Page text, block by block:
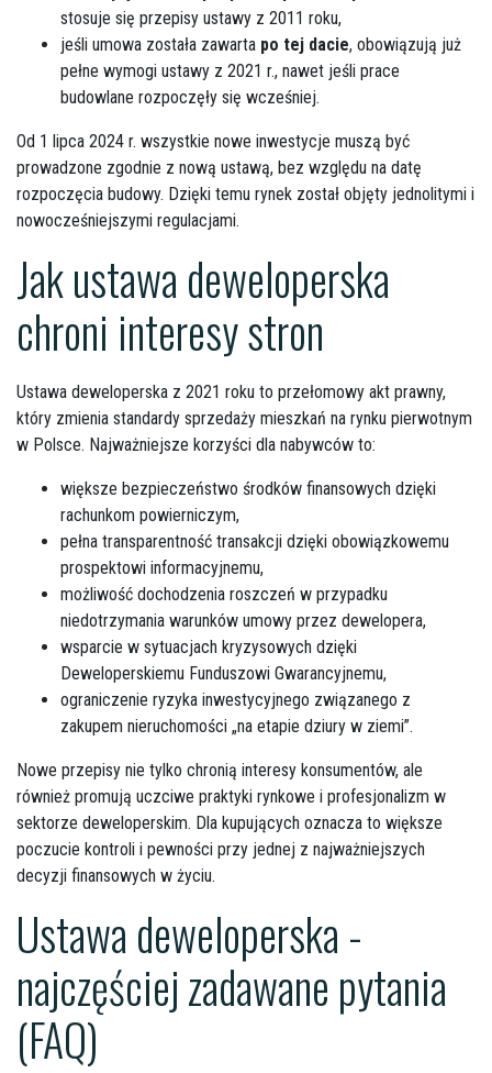
stosuje się przepisy ustawy z 2011 roku,
jeśli umowa została zawarta po tej dacie, obowiązują już
pełne wymogi ustawy z 2021 r., nawet jeśli prace
budowlane rozpoczęły się wcześniej.
Od 1 lipca 2024 r. wszystkie nowe inwestycje muszą być
prowadzone zgodnie z nową ustawą, bez względu na datę
rozpoczęcia budowy. Dzięki temu rynek został objęty jednolitymi i
nowocześniejszymi regulacjami.
Jak ustawa deweloperska
chroni interesy stron
Ustawa deweloperska z 2021 roku to przełomowy akt prawny,
który zmienia standardy sprzedaży mieszkań na rynku pierwotnym
w Polsce. Najważniejsze korzyści dla nabywców to:
większe bezpieczeństwo środków finansowych dzięki
rachunkom powierniczym,
pełna transparentność transakcji dzięki obowiązkowemu
prospektowi informacyjnemu,
możliwość dochodzenia roszczeń w przypadku
niedotrzymania warunków umowy przez dewelopera,
wsparcie w sytuacjach kryzysowych dzięki
Deweloperskiemu Funduszowi Gwarancyjnemu,
ograniczenie ryzyka inwestycyjnego związanego z
zakupem nieruchomości „na etapie dziury w ziemi”.
Nowe przepisy nie tylko chronią interesy konsumentów, ale
również promują uczciwe praktyki rynkowe i profesjonalizm w
sektorze deweloperskim. Dla kupujących oznacza to większe
poczucie kontroli i pewności przy jednej z najważniejszych
decyzji finansowych w życiu.
Ustawa deweloperska -
najczęściej zadawane pytania
(FAQ)